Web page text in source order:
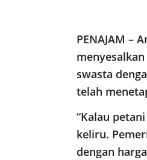
PENAJAM –
swasta
telah
“Kalau
keliru.
dengan